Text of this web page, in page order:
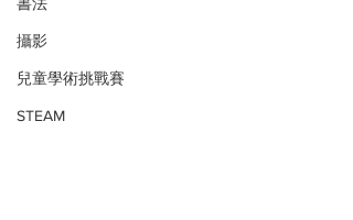
攝影
兒童學術挑戰賽
STEAM